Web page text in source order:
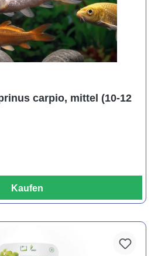
carpio, mittel (10-12
Kaufen